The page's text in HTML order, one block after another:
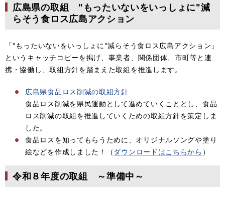
広島県の取組 "もったいないをいっしょに"減
らそう食ロス広島アクション
「"もったいないをいっしょに"減らそう食ロス広島アクション」
というキャッチコピーを掲げ、事業者、関係団体、市町等と連
携・協働し、取組方針を踏まえた取組を推進します。
広島県食品ロス削減の取組方針
食品ロス削減を県民運動として進めていくこととし、食品
ロス削減の取組を推進していくための取組方針を策定しま
した。
食品ロスを知ってもらうために、オリジナルソングや塗り
絵などを作成しました！（ ダウンロードはこちらから ）
令和８年度の取組 ～準備中～